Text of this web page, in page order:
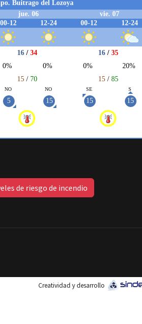
de riesgo de incendio
Creatividad y desarrollo